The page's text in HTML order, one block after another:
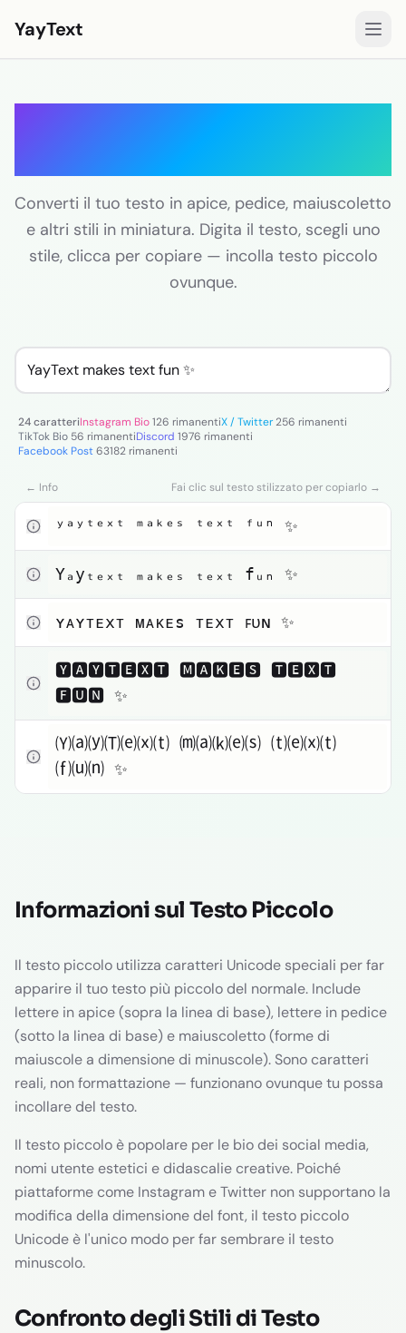
YayText
Font per Facebook
Font per TikTok
Font per Twitter/X
Testo estetico
Converti il tuo testo in apice, pedice, maiuscoletto
e altri stili in miniatura. Digita il testo, scegli uno
stile, clicca per copiare — incolla testo piccolo
ovunque.
24 caratteriInstagram Bio126 rimanentiX / Twitter256 rimanenti
TikTok Bio 56 rimanentiDiscord 1976 rimanenti
Facebook Post63182 rimanenti
← Info Fai clic sul testo stilizzato per copiarlo →
ʸᵃʸᵗᵉˣᵗ ᵐᵃᵏᵉˢ ᵗᵉˣᵗ ᶠᵘⁿ ✨
Yₐyₜₑₓₜ ₘₐₖₑₛ ₜₑₓₜ fᵤₙ ✨
ʏᴀʏᴛᴇxᴛ ᴍᴀᴋᴇs ᴛᴇxᴛ ꜰᴜɴ ✨
🆈🅰🆈🆃🅴🆇🆃 🅼🅰🅺🅴🆂 🆃🅴🆇🆃
🅵🆄🅽 ✨
Fai clic per copiare
🄨⒜⒴🄣⒠⒳⒯ ⒨⒜⒦⒠⒮ ⒯⒠⒳⒯
⒡⒰⒩ ✨
Fai clic per copiare
Informazioni sul Testo Piccolo
Il testo piccolo utilizza caratteri Unicode speciali per far
apparire il tuo testo più piccolo del normale. Include
lettere in apice (sopra la linea di base), lettere in pedice
(sotto la linea di base) e maiuscoletto (forme di
maiuscole a dimensione di minuscole). Sono caratteri
reali, non formattazione — funzionano ovunque tu possa
incollare del testo.
Il testo piccolo è popolare per le bio dei social media,
nomi utente estetici e didascalie creative. Poiché
piattaforme come Instagram e Twitter non supportano la
modifica della dimensione del font, il testo piccolo
Unicode è l'unico modo per far sembrare il testo
minuscolo.
Confronto degli Stili di Testo